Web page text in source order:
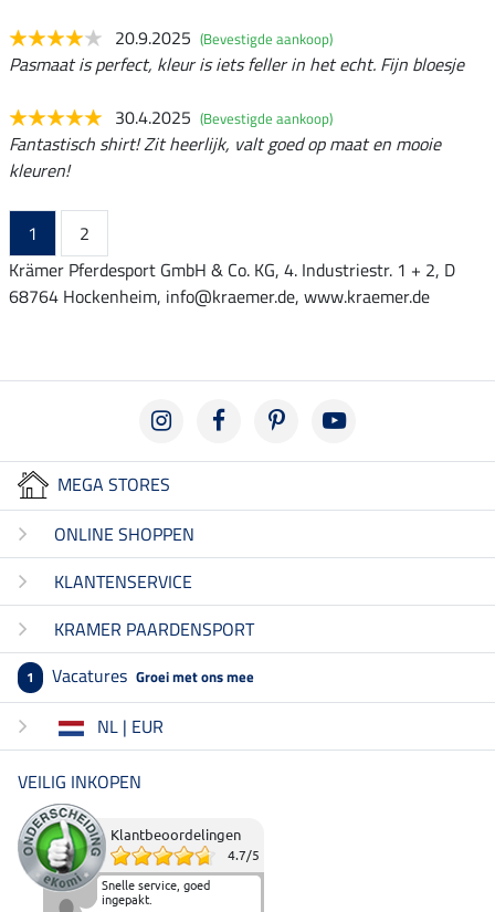
20.9.2025 (Bevestigde aankoop)
Pasmaat is perfect, kleur is iets feller in het echt. Fijn bloesje
30.4.2025 (Bevestigde aankoop)
Fantastisch shirt! Zit heerlijk, valt goed op maat en mooie
kleuren!
1
2
Krämer Pferdesport GmbH & Co. KG, 4. Industriestr. 1 + 2, D
68764 Hockenheim, info@kraemer.de, www.kraemer.de
MEGA STORES
ONLINE SHOPPEN
KLANTENSERVICE
KRAMER PAARDENSPORT
1 Vacatures Groei met ons mee
NL | EUR
VEILIG INKOPEN
Klantbeoordelingen
4.7/5
Snelle service, goed
ingepakt.